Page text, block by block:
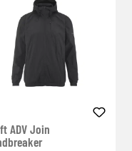
ADV Join